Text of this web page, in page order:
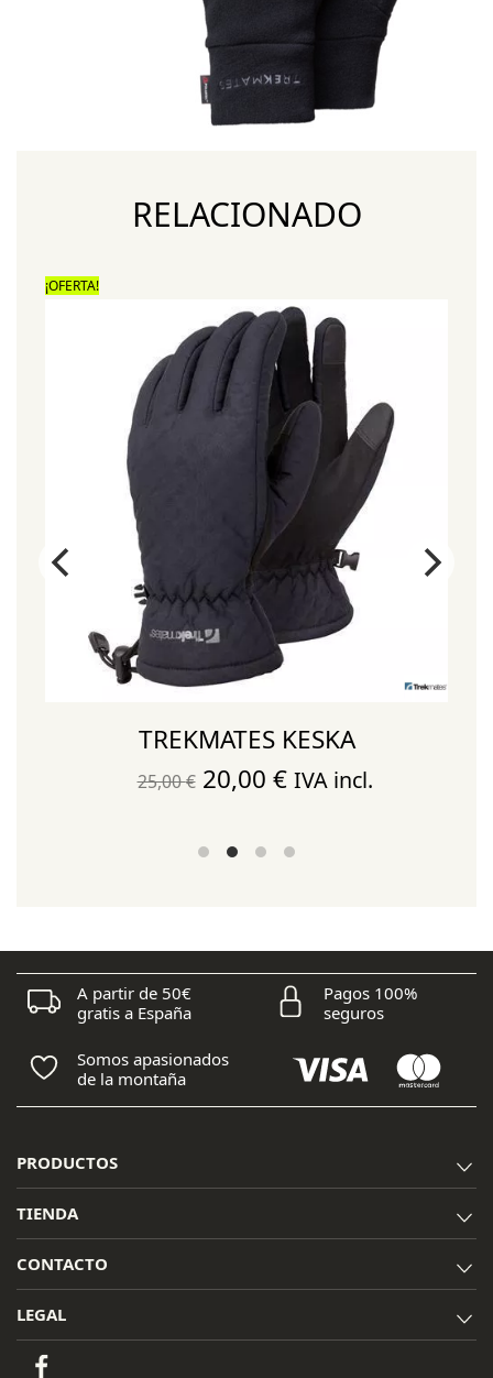
RELACIONADO
¡OFERTA!
TREKMATES KESKA
25,00€ El
original
20,00 €El
actual
IVA incl.
A partir de 50€
gratis a España
Pagos 100%
seguros
Somos apasionados
de la montaña
PRODUCTOS
TIENDA
CONTACTO
LEGAL